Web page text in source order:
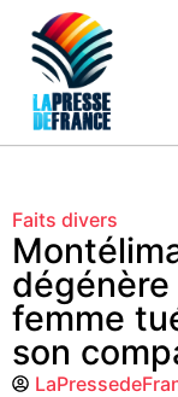
Faits divers
femme
son